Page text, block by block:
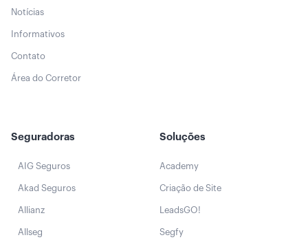
Notícias
Informativos
Contato
Área do Corretor
Seguradoras
AIG Seguros
Akad Seguros
Allianz
Allseg
Soluções
Academy
Criação de Site
LeadsGO!
Segfy